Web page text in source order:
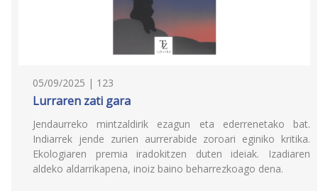
05/09/2025 | 123
Lurraren zati gara
Jendaurreko mintzaldirik ezagun eta ederrenetako bat.
Indiarrek jende zurien aurrerabide zoroari eginiko kritika.
Ekologiaren premia iradokitzen duten ideiak. Izadiaren
aldeko aldarrikapena, inoiz baino beharrezkoago dena.